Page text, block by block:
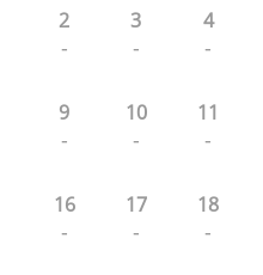
2
-
3
-
4
-
9
-
10
-
11
-
16
-
17
-
18
-